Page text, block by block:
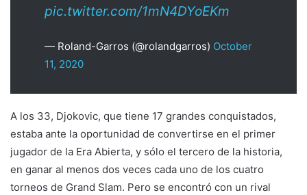
pic.twitter.com/1mN4DYoEKm
— Roland-Garros (@rolandgarros) October
11, 2020
A los 33, Djokovic, que tiene 17 grandes conquistados,
estaba ante la oportunidad de convertirse en el primer
jugador de la Era Abierta, y sólo el tercero de la historia,
en ganar al menos dos veces cada uno de los cuatro
torneos de Grand Slam. Pero se encontró con un rival